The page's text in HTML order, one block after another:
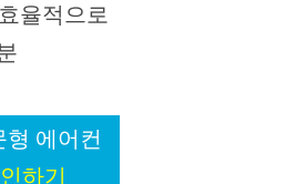
율적으로
형 에어컨
하기